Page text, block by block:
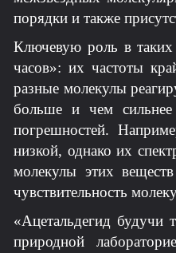
порядки и также
Ключевую роль в таких
часов»: их частоты
разные молекулы
больше и чем
погрешностей.
низкой, однако их
молекулы этих
чувствительность
«Ацетальдегид будучи
природной